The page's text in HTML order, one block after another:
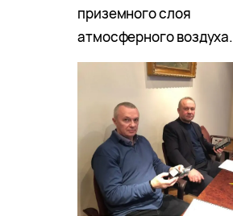
приземного слоя
атмосферного воздуха.